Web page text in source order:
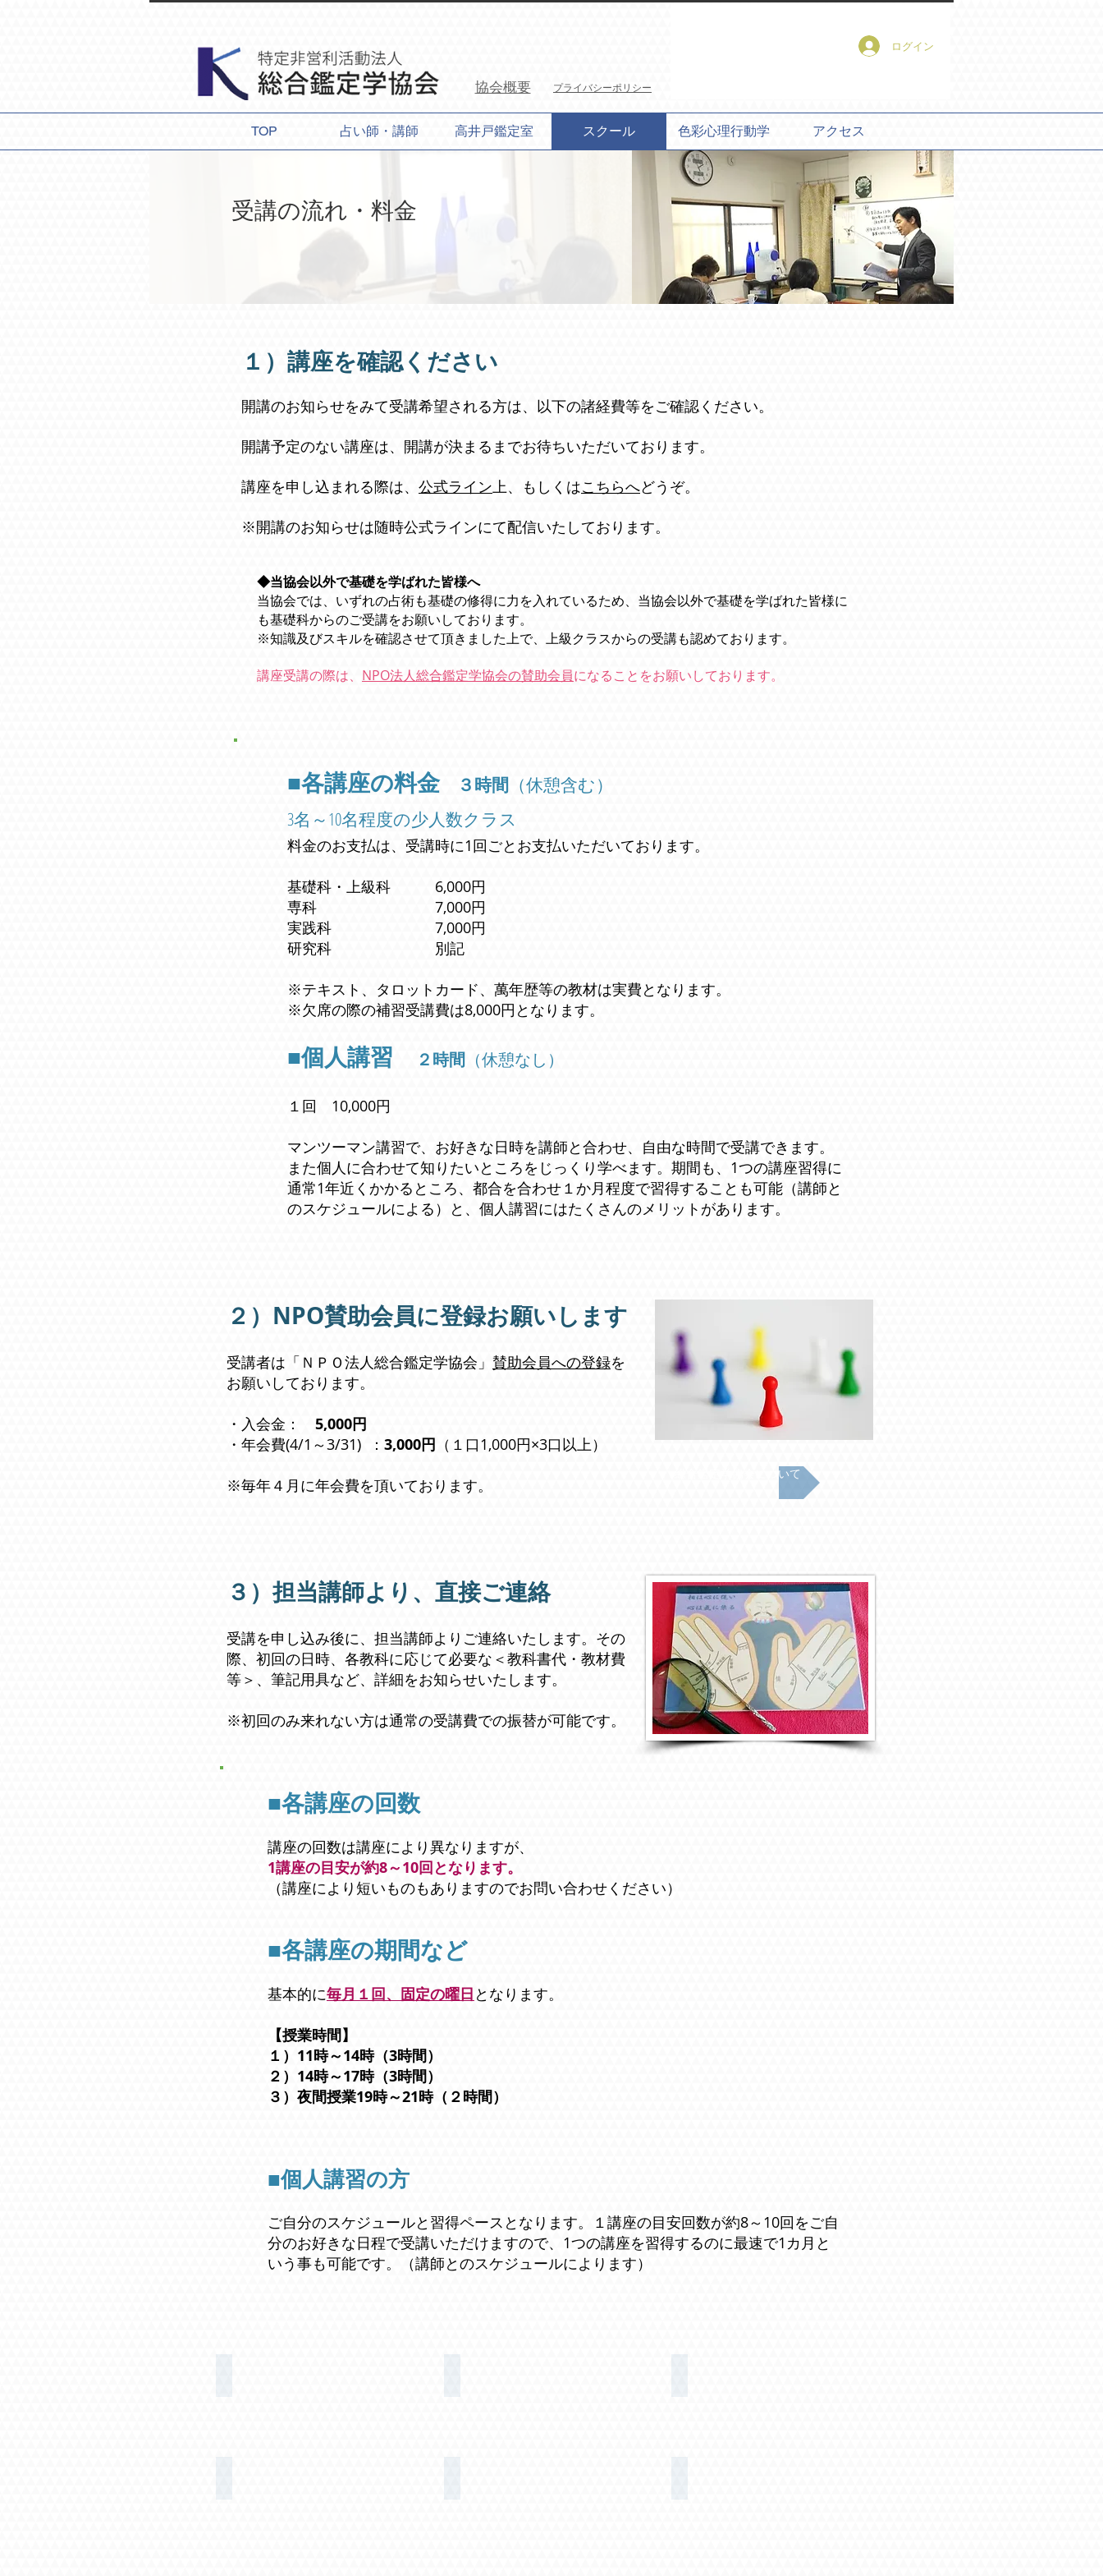
協会概要 プライバシーポリシー
ログイン
TOP 占い師・講師 高井戸鑑定室 スクール 色彩心理行動学 アクセス
受講の流れ・料金
１） 講座を確認ください
開講のお知らせをみて受講希望される方は、以下の諸経費等をご確認ください。
開講予定のない講座は、開講が決まるまでお待ちいただいております。
講座を申し込まれる際は、 公式ライン上、もしくはこちらへどうぞ。
※開講のお知らせは随時公式ラインにて配信いたしております。
◆当協会以外で基礎を学ばれた皆様へ
当協会では、いずれの占術も基礎の修得に力を入れているため、当協会以外で基礎を学ばれた皆様に
も基礎科からのご受講をお願いしております。
※知識及びスキルを確認させて頂きました上で、上級クラスからの受講も認めております。
講座受講の際は、 NPO法人総合鑑定学協会の賛助会員になることをお願いしております。
■各講座の料金 ３時間 （休憩含む）
3名～10名程度の少人数クラス
料金のお支払は、受講時に1回ごとお支払いただいております。
基礎科・上級科 6,000円
専科 7,000円
実践科 7,000円
研究科 別記
※テキスト、タロットカード、萬年歴等の教材は実費となります。
※欠席の際の補習受講費は8,000円となります。
■個人講習 ２時間 （休憩なし）
１回 10,000円
マンツーマン講習で、お好きな日時を講師と合わせ、自由な時間で受講できます。
また個人に合わせて知りたいところをじっくり学べます。期間も、1つの講座習得に
通常1年近くかかるところ、都合を合わせ１か月程度で習得することも可能（講師と
のスケジュールによる）と、個人講習にはたくさんのメリットがあります。
２） NPO賛助会員に登録お願いします
受講者は「ＮＰＯ法人総合鑑定学協会」 賛助会員への登録を
お願いしております。
・入会金： 5,000円
・年会費(4/1～3/31) ： 3,000円 （１口1,000円×3口以上）
※毎年４月に年会費を頂いております。
総合鑑定学協会について
３）担当講師より、直接ご連絡
受講を申し込み後に、担当講師よりご連絡いたします。その
際、初回の日時、各教科に応じて必要な＜教科書代・教材費
等＞、筆記用具など、詳細をお知らせいたします。
※初回のみ来れない方は通常の受講費での振替が可能です。
■各講座の回数
講座の回数は講座により異なりますが、
1講座の目安が約8～10回となります。
（講座により短いものもありますのでお問い合わせください）
■各講座の期間など
基本的に毎月１回、固定の曜日 となります。
【授業時間】
１）11時～14時（3時間）
２）14時～17時（3時間）
３）夜間授業19時～21時（２時間）
■個人講習の方
ご自分のスケジュールと習得ペースとなります。１講座の目安回数が約8～10回をご自
分のお好きな日程で受講いただけますので、1つの講座を習得するのに最速で1カ月と
いう事も可能です。（講師とのスケジュールによります）